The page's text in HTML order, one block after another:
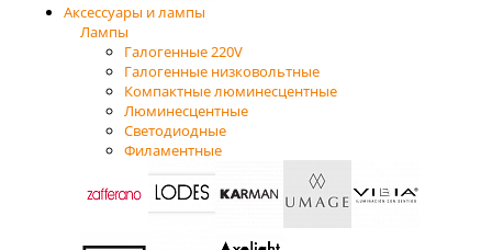
Аксессуары и лампы
Лампы
Галогенные 220V
Галогенные низковольтные
Компактные люминесцентные
Люминесцентные
Светодиодные
Филаментные